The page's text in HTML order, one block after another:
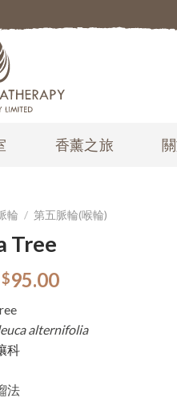
香薰之旅
輪 / 第五脈輪(喉輪)
Tree
$95.00
alternifolia
科
法